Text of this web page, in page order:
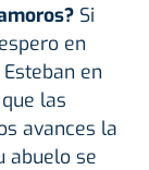
Si
en
en
las
avances la
abuelo se